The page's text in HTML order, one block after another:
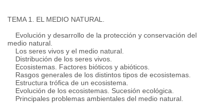
TEMA 1. EL MEDIO NATURAL.
Evolución y desarrollo de la protección y conservación del
medio natural.
Los seres vivos y el medio natural.
Distribución de los seres vivos.
Ecosistemas. Factores bióticos y abióticos.
Rasgos generales de los distintos tipos de ecosistemas.
Estructura trófica de un ecosistema.
Evolución de los ecosistemas. Sucesión ecológica.
Principales problemas ambientales del medio natural.